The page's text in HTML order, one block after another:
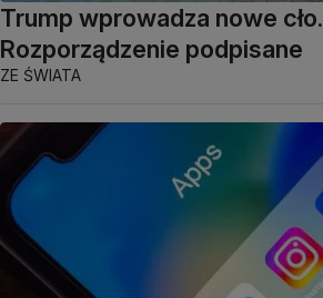
Trump wprowadza nowe cło.
Rozporządzenie podpisane
ZE ŚWIATA